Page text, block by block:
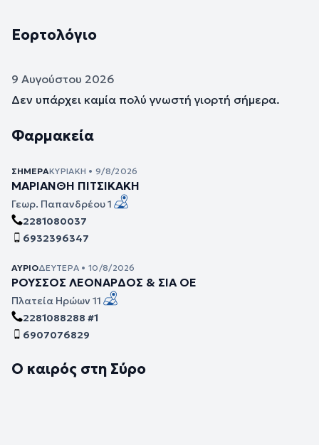
Εορτολόγιο
9 Αυγούστου 2026
Δεν υπάρχει καμία πολύ γνωστή γιορτή σήμερα.
Φαρμακεία
ΣΉΜΕΡΑΚΥΡΙΑΚΉ • 9/8/2026
ΜΑΡΙΑΝΘΗ ΠΙΤΣΙΚΑΚΗ
Γεωρ. Παπανδρέου 1
2281080037
6932396347
ΑΎΡΙΟΔΕΥΤΈΡΑ • 10/8/2026
ΡΟΥΣΣΟΣ ΛΕΟΝΑΡΔΟΣ & ΣΙΑ ΟΕ
Πλατεία Ηρώων 11
2281088288 #1
6907076829
Ο καιρός στη Σύρο